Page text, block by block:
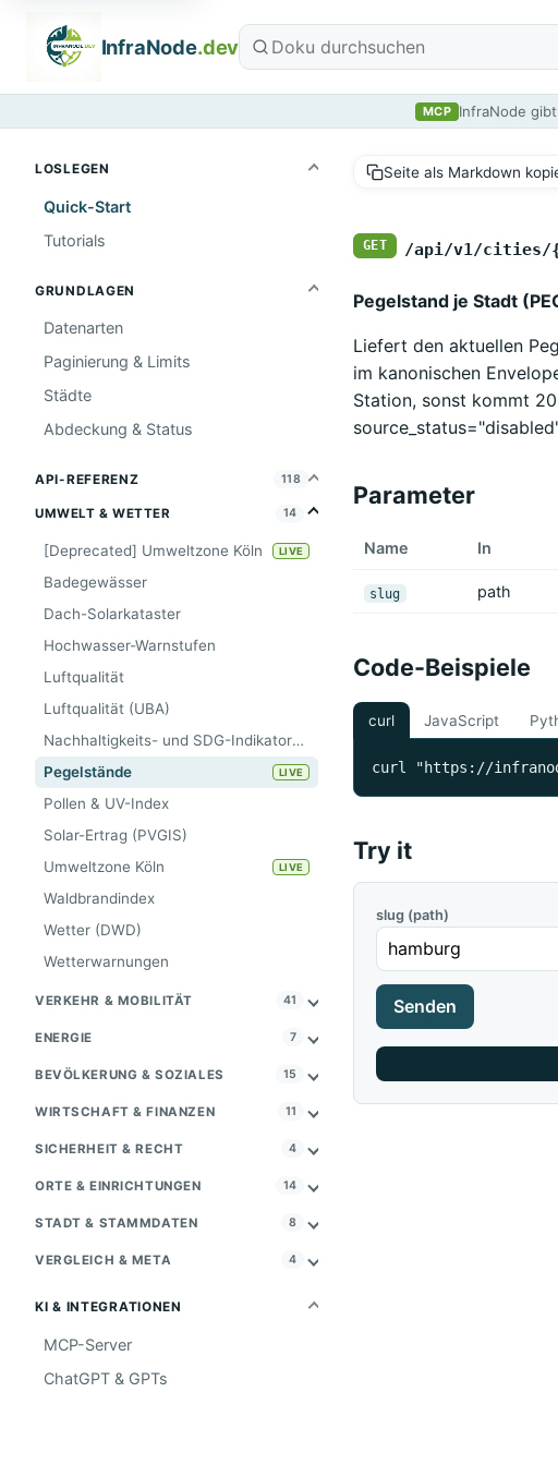
InfraNode.dev
MCP InfraNode
LOSLEGEN
Quick-Start
Tutorials
GRUNDLAGEN
Datenarten
Paginierung & Limits
Städte
Abdeckung & Status
API-REFERENZ 118
UMWELT & WETTER 14
[Deprecated] Umweltzone Köln LIVE
Badegewässer
Dach-Solarkataster
Hochwasser-Warnstufen
Luftqualität
Luftqualität (UBA)
Nachhaltigkeits- und SDG-Indikatoren als Zeitreihe (Wegweiser, Tier A)
Pegelstände
LIVE
Pollen & UV-Index
Solar-Ertrag (PVGIS)
Umweltzone Köln
LIVE
Waldbrandindex
Wetter (DWD)
Wetterwarnungen
VERKEHR & MOBILITÄT 41
ENERGIE 7
BEVÖLKERUNG & SOZIALES 15
WIRTSCHAFT & FINANZEN 11
SICHERHEIT & RECHT 4
ORTE & EINRICHTUNGEN 14
STADT & STAMMDATEN 8
VERGLEICH & META 4
KI & INTEGRATIONEN
MCP-Server
ChatGPT & GPTs
Seite als Markdown
GET /api/v1/cities/
Pegelstand je Stadt
Liefert den aktuellen
im kanonischen
Station, sonst kommt
Parameter
Name In
slug path
Code-Beispiele
curl JavaScript
curl "https://
Try it
slug (path)
Senden